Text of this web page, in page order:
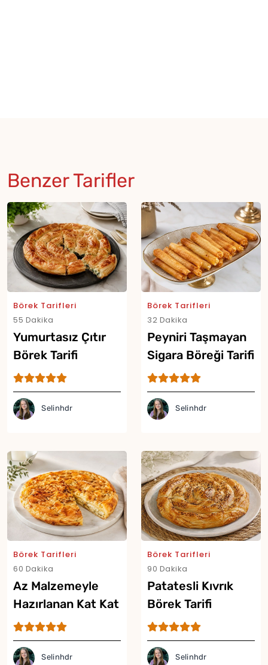
Benzer Tarifler
Börek Tarifleri
55 Dakika
Yumurtasız Çıtır
Börek Tarifi
Selinhdr
Börek Tarifleri
32 Dakika
Peyniri Taşmayan
Sigara Böreği Tarifi
Selinhdr
Börek Tarifleri
60 Dakika
Az Malzemeyle
Hazırlanan Kat Kat
Börek Tarifi
Selinhdr
Börek Tarifleri
90 Dakika
Patatesli Kıvrık
Börek Tarifi
Selinhdr